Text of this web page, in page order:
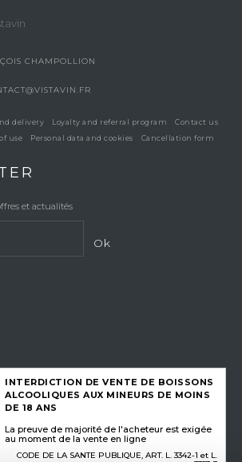
CHAMPOLLION
delivery Loyalty and referral program
Contact us
use Personal data and cookies Cancellation form
et actualités
Ok
INTERDICTION DE VENTE DE BOISSONS
ALCOOLIQUES AUX MINEURS DE MOINS
DE 18 ANS
La preuve de majorité de l'acheteur est exigée
au moment de la vente en ligne
CODE DE LA SANTE PUBLIQUE, ART. L. 3342-1 et L.